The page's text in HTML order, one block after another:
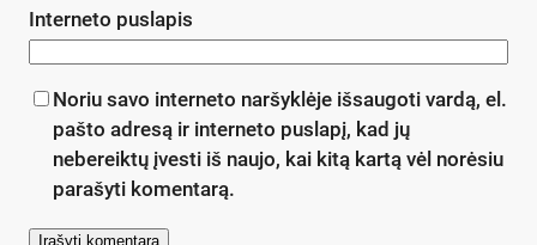
Interneto puslapis
Noriu savo interneto naršyklėje išsaugoti vardą, el.
pašto adresą ir interneto puslapį, kad jų
nebereiktų įvesti iš naujo, kai kitą kartą vėl norėsiu
parašyti komentarą.